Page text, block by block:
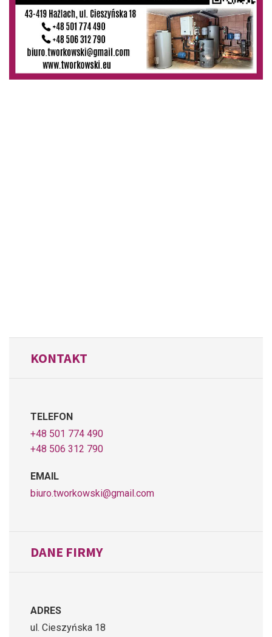
KONTAKT
TELEFON
+48 501 774 490
+48 506 312 790
EMAIL
biuro.tworkowski@gmail.com
DANE FIRMY
ADRES
ul. Cieszyńska 18